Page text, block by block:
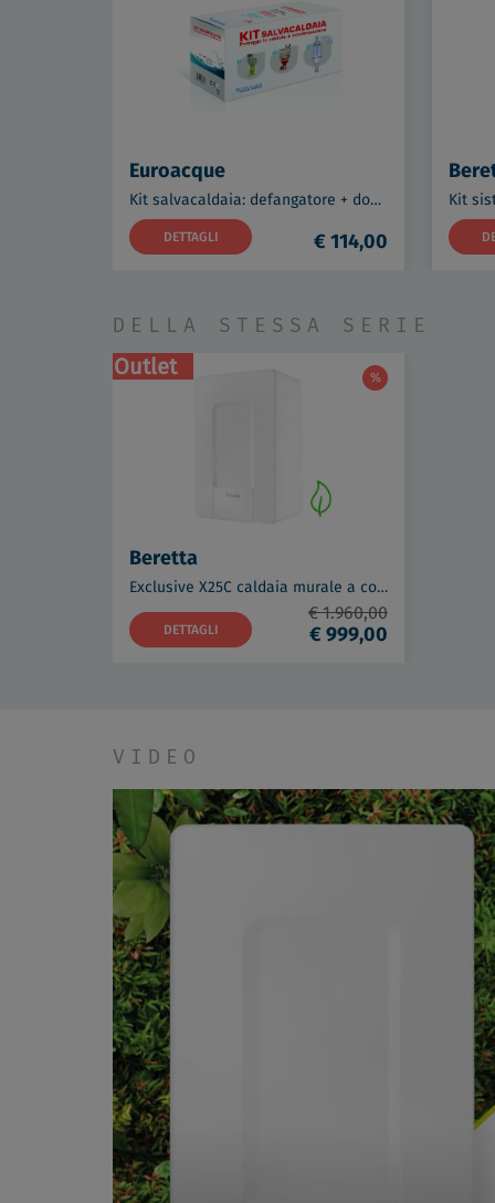
Euroacque
Kit salvacaldaia: defangatore + dosatore polifosfati + neutralizzatore condensa codice prod: KITSALV1
DETTAGLI € 114,00
DELLA STESSA SERIE
Outlet %
Beretta
Exclusive X25C caldaia murale a condensazione a metano 25 Kw codice prod: 20187794
DETTAGLI
€ 1.960,00
€ 999,00
VIDEO